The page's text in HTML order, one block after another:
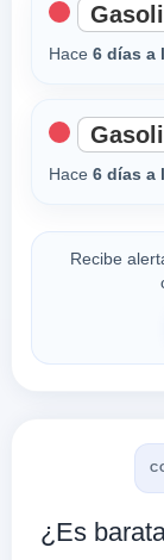
Hace 6 días a
Hace 6 días a
Recibe
¿Es